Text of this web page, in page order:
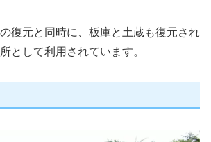
復元と同時に、板庫と土蔵も復元され
として利用されています。